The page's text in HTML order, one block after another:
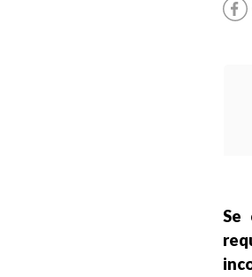
Se